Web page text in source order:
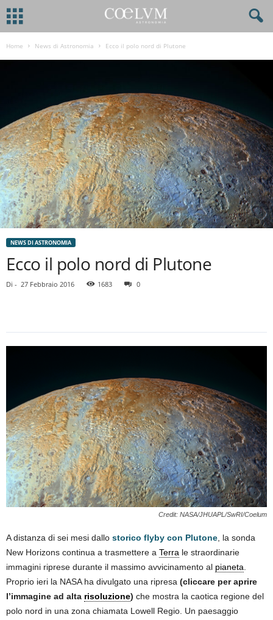
Home News di Astronomia Ecco il polo nord di Plutone
NEWS DI ASTRONOMIA
Ecco il polo nord di Plutone
Di - 27 Febbraio 2016 1683 0
Credit: NASA/JHUAPL/SwRI/Coelum
A distanza di sei mesi dallo storico flyby con Plutone , la sonda
New Horizons continua a trasmettere a Terra le straordinarie
immagini riprese durante il massimo avvicinamento al pianeta
Proprio ieri la NASA ha divulgato una ripresa (cliccare per aprire
l’immagine ad alta risoluzione) che mostra la caotica regione del
polo nord in una zona chiamata Lowell Regio. Un paesaggio